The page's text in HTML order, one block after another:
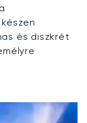
és diszkrét